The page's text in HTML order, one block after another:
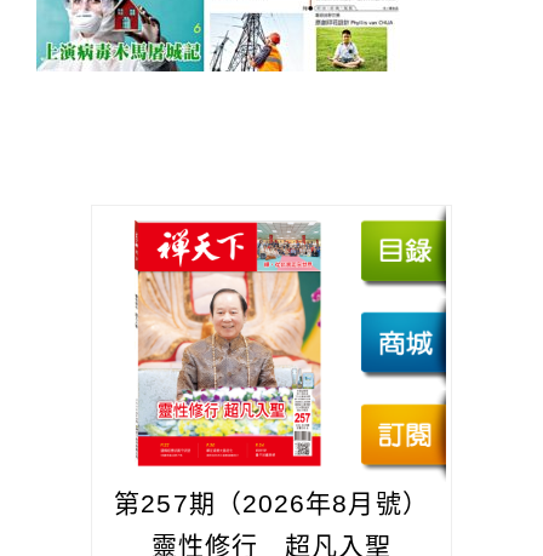
第257期（2026年8月號）
靈性修行 超凡入聖